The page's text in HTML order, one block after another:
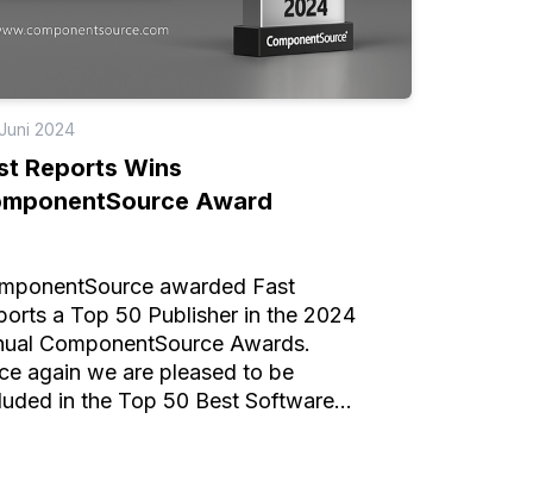
2024
Reports Wins
Award
awarded Fast
a Top 50 Publisher in the 2024
ComponentSource Awards.
again we are pleased to be
in the Top 50 Best Software